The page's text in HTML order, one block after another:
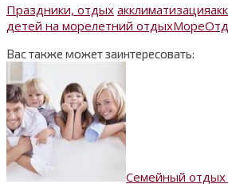
Праздники, отдых акклиматизация
детей на морелетний отдыхМоре
Вас также может заинтересовать:
Семейный отдых